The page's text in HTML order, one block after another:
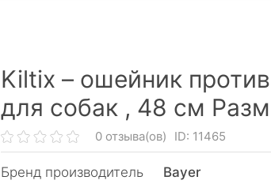
Kiltix – ошейник
для собак , 48 см
0 отзыва(ов) ID: 11465
Бренд производитель
Bayer